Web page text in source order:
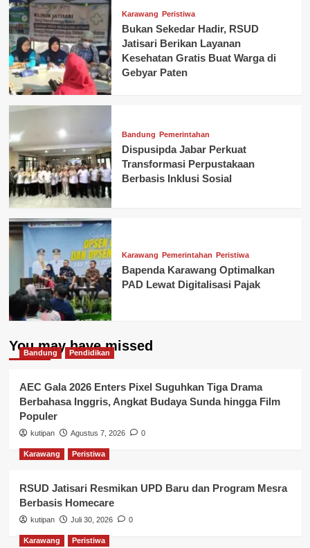
Karawang Peristiwa
Bukan Sekedar Hadir, RSUD
Jatisari Berikan Layanan
Kesehatan Gratis Buat Warga di
Gebyar Paten
Bandung Pemerintahan
Dispusipda Jabar Perkuat
Transformasi Perpustakaan
Berbasis Inklusi Sosial
Karawang Pemerintahan Peristiwa
Bapenda Karawang Optimalkan
PAD Lewat Digitalisasi Pajak
You may have missed
Bandung Pendidikan
AEC Gala 2026 Enters Pixel Suguhkan Tiga Drama
Berbahasa Inggris, Angkat Budaya Sunda hingga Film
Populer
kutipan Agustus 7, 2026 0
Karawang Peristiwa
RSUD Jatisari Resmikan UPD Baru dan Program Mesra
Berbasis Homecare
kutipan Juli 30, 2026 0
Karawang Peristiwa